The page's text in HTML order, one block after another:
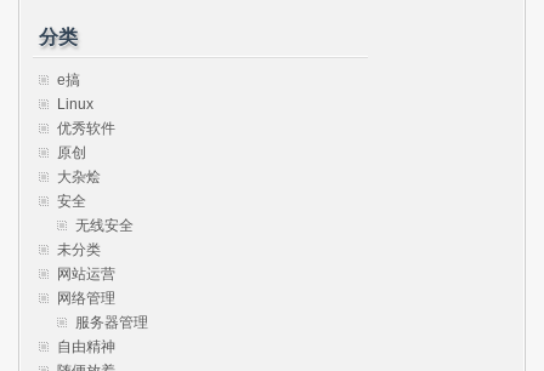
分类
e搞
Linux
优秀软件
原创
大杂烩
安全
无线安全
未分类
网站运营
网络管理
服务器管理
自由精神